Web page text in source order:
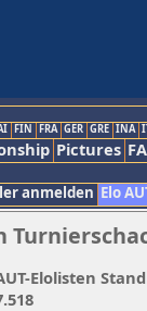
FIN FRA GER GRE INA
Pictures
anmelden Elo
Elolisten